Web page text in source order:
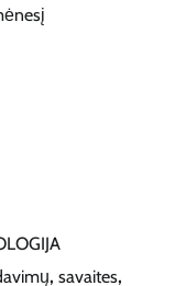
, savaites,